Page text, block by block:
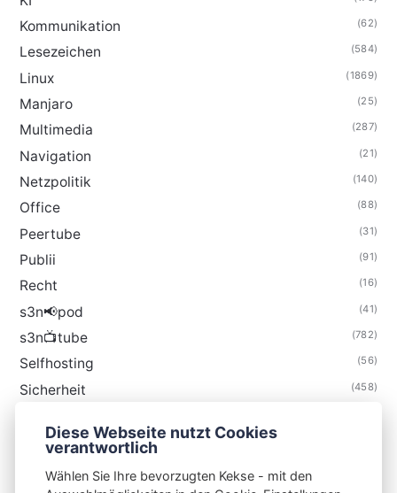
Kommunikation (62)
Lesezeichen (584)
Linux (1869)
Manjaro (25)
Multimedia (287)
Navigation (21)
Netzpolitik (140)
Office (88)
Peertube (31)
Publii (91)
Recht (16)
s3n📢pod (41)
s3n📺tube (782)
Selfhosting (56)
Sicherheit (458)
Thunderbird
Diese Webseite nutzt Cookies
verantwortlich
Wählen Sie Ihre bevorzugten Kekse - mit den